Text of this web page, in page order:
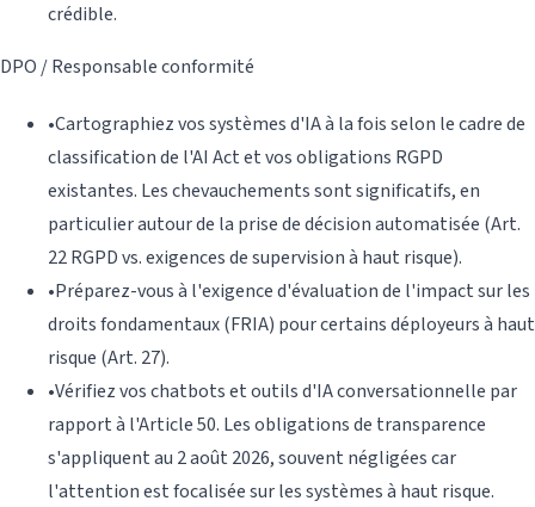
crédible.
DPO / Responsable conformité
•Cartographiez vos systèmes d'IA à la fois selon le cadre de
classification de l'AI Act et vos obligations RGPD
existantes. Les chevauchements sont significatifs, en
particulier autour de la prise de décision automatisée (Art.
22 RGPD vs. exigences de supervision à haut risque).
•Préparez-vous à l'exigence d'évaluation de l'impact sur les
droits fondamentaux (FRIA) pour certains déployeurs à haut
risque (Art. 27).
•Vérifiez vos chatbots et outils d'IA conversationnelle par
rapport à l'Article 50. Les obligations de transparence
s'appliquent au 2 août 2026, souvent négligées car
l'attention est focalisée sur les systèmes à haut risque.